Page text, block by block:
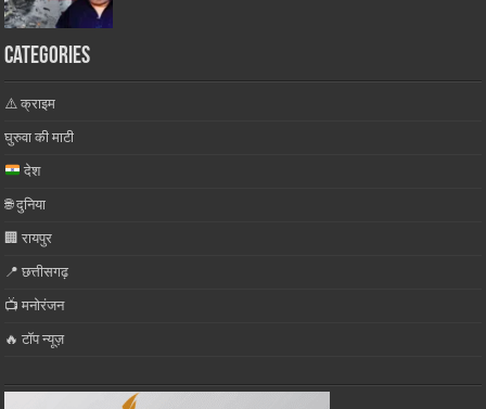
Categories
⚠️ क्राइम
घुरुवा की माटी
देश
🌐 दुनिया
🏢 रायपुर
📍 छत्तीसगढ़
📺 मनोरंजन
🔥 टॉप न्यूज़